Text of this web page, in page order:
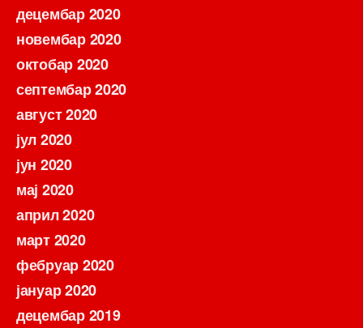
децембар 2020
новембар 2020
октобар 2020
септембар 2020
август 2020
јул 2020
јун 2020
мај 2020
април 2020
март 2020
фебруар 2020
јануар 2020
децембар 2019